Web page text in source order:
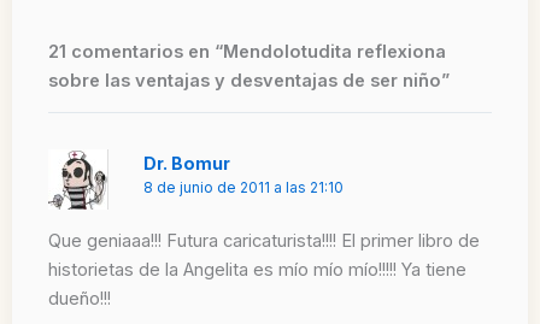
21 comentarios en “Mendolotudita reflexiona
sobre las ventajas y desventajas de ser niño”
Dr. Bomur
8 de junio de 2011 a las 21:10
Que geniaaa!!! Futura caricaturista!!!! El primer libro de
historietas de la Angelita es mío mío mío!!!!! Ya tiene
dueño!!!